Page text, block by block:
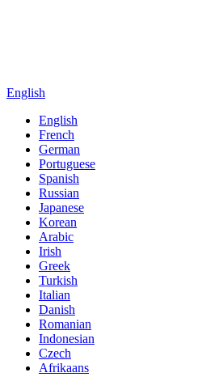
English
English
French
German
Portuguese
Spanish
Russian
Japanese
Korean
Arabic
Irish
Greek
Turkish
Italian
Danish
Romanian
Indonesian
Czech
Afrikaans